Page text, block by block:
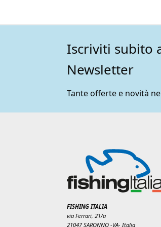
Iscriviti subito
Newsletter
Tante offerte e novità
FISHING ITALIA
via Ferrari, 21/a
21047 SARONNO -VA- Italia